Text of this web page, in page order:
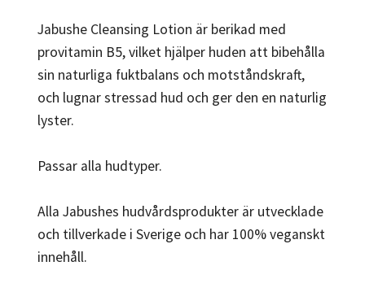
Jabushe Cleansing Lotion är berikad med
provitamin B5, vilket hjälper huden att bibehålla
sin naturliga fuktbalans och motståndskraft,
och lugnar stressad hud och ger den en naturlig
lyster.
Passar alla hudtyper.
Alla Jabushes hudvårdsprodukter är utvecklade
och tillverkade i Sverige och har 100% veganskt
innehåll.